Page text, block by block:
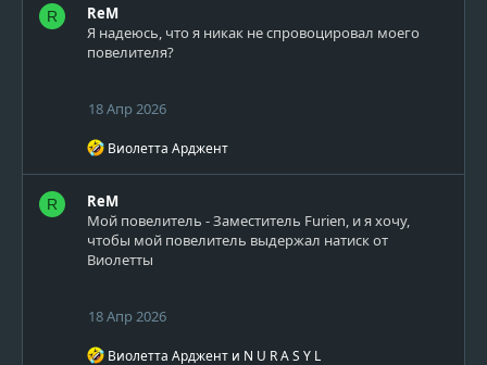
и
R
ReM
Я надеюсь, что я никак не спровоцировал моего
повелителя?
18 Апр 2026
Р
а
к
ц
и
и
:
Виолетта Арджент
R
ReM
Мой повелитель - Заместитель Furien, и я хочу,
чтобы мой повелитель выдержал натиск от
Виолетты
18 Апр 2026
Р
Виолетта Арджент и N U R A S Y L